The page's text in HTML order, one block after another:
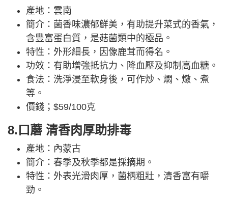
產地：雲南
簡介：菌香味濃郁鮮美，有助提升菜式的香氣，
含豐富蛋白質，是菇菌類中的極品。
特性：外形細長，因像鹿茸而得名。
功效：有助增強抵抗力、降血壓及抑制高血糖。
食法：洗淨浸至軟身後，可作炒、燜、燉、煮
等。
價錢；$59/100克
8.口蘑 清香肉厚助排毒
產地：內蒙古
簡介：春季及秋季都是採摘期。
特性：外表光滑肉厚，菌柄粗壯，清香富有嚼
勁。